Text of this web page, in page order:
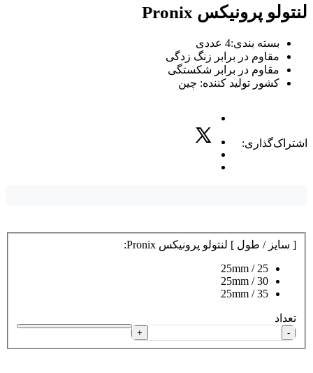
لنتولو پرونیکس Pronix
بسته بندی:4 عددی
مقاوم در برابر زنگ زدگی
مقاوم در برابر شکستگی
کشور تولید کننده: چین
اشتراک‌گذاری:
[ سایز / طول ] لنتولو پرونیکس Pronix:
25 / 25mm
30 / 25mm
35 / 25mm
تعداد
-
+